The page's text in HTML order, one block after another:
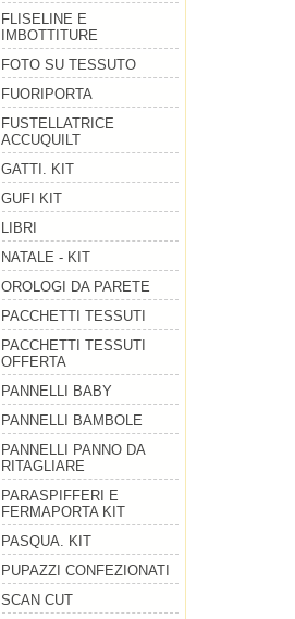
FLISELINE E
IMBOTTITURE
FOTO SU TESSUTO
FUORIPORTA
FUSTELLATRICE
ACCUQUILT
GATTI. KIT
GUFI KIT
LIBRI
NATALE - KIT
OROLOGI DA PARETE
PACCHETTI TESSUTI
PACCHETTI TESSUTI
OFFERTA
PANNELLI BABY
PANNELLI BAMBOLE
PANNELLI PANNO DA
RITAGLIARE
PARASPIFFERI E
FERMAPORTA KIT
PASQUA. KIT
PUPAZZI CONFEZIONATI
SCAN CUT